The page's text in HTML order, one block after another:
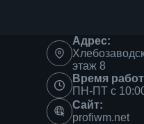
Адрес:
этаж 8
Время
ПН-ПТ с
Сайт:
profiwm.net